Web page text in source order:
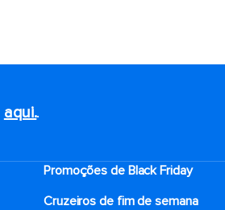
aqui..
Promoções de Black Friday
Cruzeiros de fim de semana